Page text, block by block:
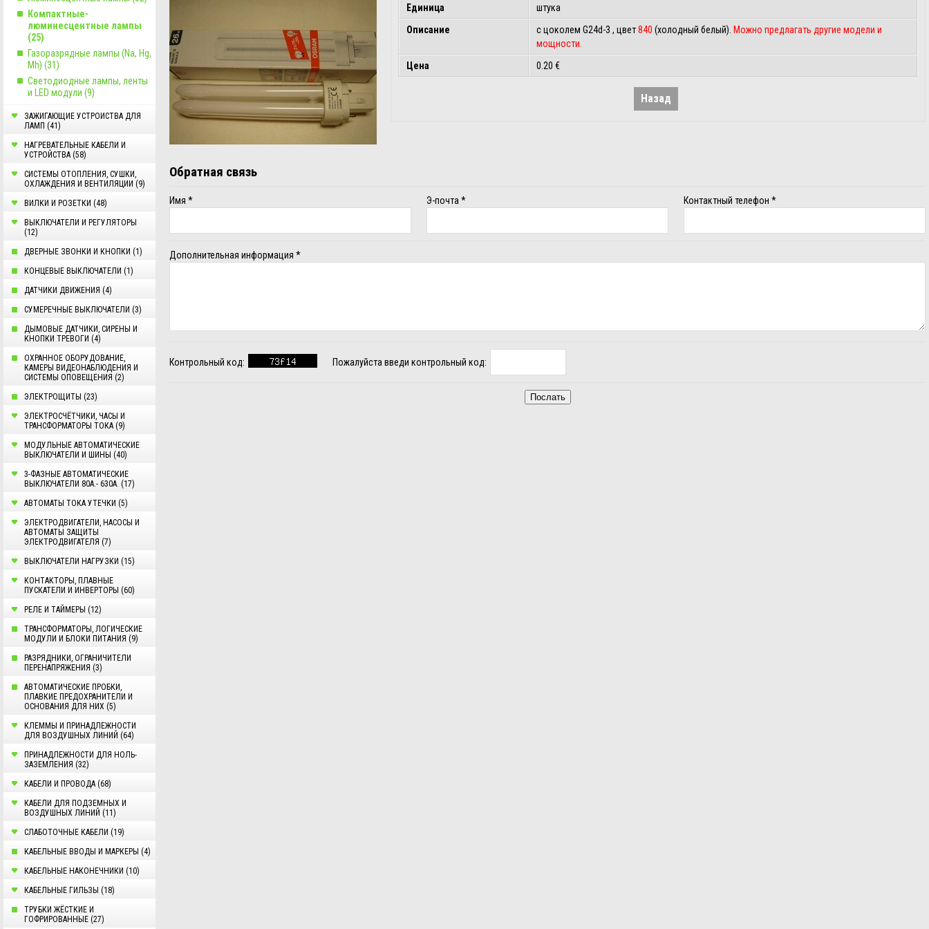
Компактные-
люминесцентные лампы
(25)
Газоразрядные лампы (Na, Hg,
Mh) (31)
Светодиодные лампы, ленты
и LED модули (9)
ЗАЖИГАЮЩИЕ УСТРОИСТВА ДЛЯ
ЛАМП (41)
НАГРЕВАТЕЛЬНЫЕ КАБЕЛИ И
УСТРОЙСТВА (58)
СИСТЕМЫ ОТОПЛЕНИЯ, СУШКИ,
ОХЛАЖДЕНИЯ И ВЕНТИЛЯЦИИ (9)
ВИЛКИ И РОЗЕТКИ (48)
ВЫКЛЮЧАТЕЛИ И РЕГУЛЯТОРЫ
(12)
ДВЕРНЫЕ ЗВОНКИ И КНОПКИ (1)
КОНЦЕВЫЕ ВЫКЛЮЧАТЕЛИ (1)
ДАТЧИКИ ДВИЖЕНИЯ (4)
СУМЕРЕЧНЫЕ ВЫКЛЮЧАТЕЛИ (3)
ДЫМОВЫЕ ДАТЧИКИ, СИРЕНЫ И
КНОПКИ ТРЕВОГИ (4)
ОХРАННОЕ ОБОРУДОВАНИЕ,
КАМЕРЫ ВИДЕОНАБЛЮДЕНИЯ И
СИСТЕМЫ ОПОВЕЩЕНИЯ (2)
ЭЛЕКТРОЩИТЫ (23)
ЭЛЕКТРОСЧЁТЧИКИ, ЧАСЫ И
ТРАНСФОРМАТОРЫ ТОКА (9)
МОДУЛЬНЫЕ АВТОМАТИЧЕСКИЕ
ВЫКЛЮЧАТЕЛИ И ШИНЫ (40)
3-ФАЗНЫЕ АВТОМАТИЧЕСКИЕ
ВЫКЛЮЧАТЕЛИ 80А.- 630А. (17)
AВТОМАТЫ ТОКА УТЕЧКИ (5)
ЭЛЕКТРОДВИГАТЕЛИ, НАСОСЫ И
АВТОМАТЫ ЗАЩИТЫ
ЭЛЕКТРОДВИГАТЕЛЯ (7)
ВЫКЛЮЧАТЕЛИ НАГРУЗКИ (15)
КОНТАКТОРЫ, ПЛАВНЫЕ
ПУСКАТЕЛИ И ИНВЕРТОРЫ (60)
РЕЛЕ И ТАЙМЕРЫ (12)
ТРАНСФОРМАТОРЫ, ЛОГИЧЕСКИЕ
МОДУЛИ И БЛОКИ ПИТАНИЯ (9)
РАЗРЯДНИКИ, ОГРАНИЧИТЕЛИ
ПЕРЕНАПРЯЖЕНИЯ (3)
АВТОМАТИЧЕСКИЕ ПРОБКИ,
ПЛАВКИЕ ПРЕДОХРАНИТЕЛИ И
ОСНОВАНИЯ ДЛЯ НИХ (5)
КЛЕММЫ И ПРИНАДЛЕЖНОСТИ
ДЛЯ ВОЗДУШНЫХ ЛИНИЙ (64)
ПРИНАДЛЕЖНОСТИ ДЛЯ НОЛЬ-
ЗАЗЕМЛЕНИЯ (32)
КАБЕЛИ И ПРОВОДА (68)
КАБЕЛИ ДЛЯ ПОДЗЕМНЫХ И
ВОЗДУШНЫХ ЛИНИЙ (11)
СЛАБОТОЧНЫЕ КАБЕЛИ (19)
КАБЕЛЬНЫЕ ВВОДЫ И МАРКЕРЫ (4)
КАБЕЛЬНЫЕ НАКОНЕЧНИКИ (10)
КАБЕЛЬНЫЕ ГИЛЬЗЫ (18)
ТРУБКИ ЖЁСТКИЕ И
ГОФРИРОВАННЫЕ (27)
Единица
штука
Описание
с цоколем G24d-3 , цвет840 (холодный белый). Можно предлагать другие модели и
мощности.
Цена
0.20 €
Назад
Обратная связь
Имя * Э-почта * Контактный телефон *
Дополнительная информация *
Контрольный код: Пожалуйста введи контрольный код: